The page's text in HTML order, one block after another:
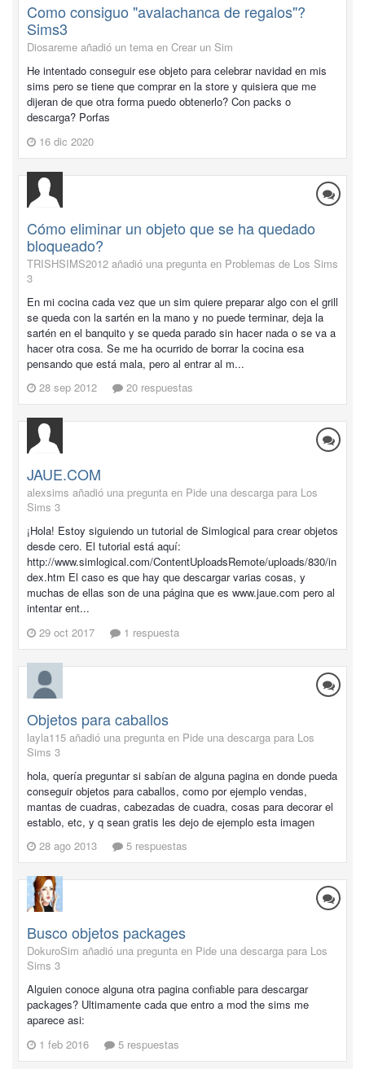
Como consiguo "avalachanca de regalos"?
Sims3
Diosareme añadió un tema en Crear un Sim
He intentado conseguir ese objeto para celebrar navidad en mis
sims pero se tiene que comprar en la store y quisiera que me
dijeran de que otra forma puedo obtenerlo? Con packs o
descarga? Porfas
16 dic 2020
Cómo eliminar un objeto que se ha quedado
bloqueado?
TRISHSIMS2012 añadió una pregunta en Problemas de Los Sims
3
En mi cocina cada vez que un sim quiere preparar algo con el grill
se queda con la sartén en la mano y no puede terminar, deja la
sartén en el banquito y se queda parado sin hacer nada o se va a
hacer otra cosa. Se me ha ocurrido de borrar la cocina esa
pensando que está mala, pero al entrar al m...
28 sep 2012
20 respuestas
JAUE.COM
alexsims añadió una pregunta en Pide una descarga para Los
Sims 3
¡Hola! Estoy siguiendo un tutorial de Simlogical para crear objetos
desde cero. El tutorial está aquí:
http://www.simlogical.com/ContentUploadsRemote/uploads/830/in
dex.htm El caso es que hay que descargar varias cosas, y
muchas de ellas son de una página que es www.jaue.com pero al
intentar ent...
29 oct 2017
1 respuesta
Objetos para caballos
layla115 añadió una pregunta en Pide una descarga para Los
Sims 3
hola, quería preguntar si sabían de alguna pagina en donde pueda
conseguir objetos para caballos, como por ejemplo vendas,
mantas de cuadras, cabezadas de cuadra, cosas para decorar el
establo, etc, y q sean gratis les dejo de ejemplo esta imagen
28 ago 2013
5 respuestas
Busco objetos packages
DokuroSim añadió una pregunta en Pide una descarga para Los
Sims 3
Alguien conoce alguna otra pagina confiable para descargar
packages? Ultimamente cada que entro a mod the sims me
aparece asi:
1 feb 2016
5 respuestas